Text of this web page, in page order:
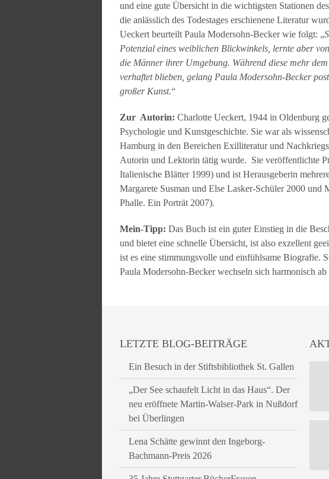
und eine gute Übersicht in die wichtigsten Stationen
die anlässlich des Todestages erschienene Literatur
Ueckert beurteilt Paula Modersohn-Becker wie folgt: „
Potenzial eines weiblichen Blickwinkels, lernte aber
die Männer ihrer Umgebung. Während diese mehr
verhaftet blieben, gelang Paula Modersohn-Becker
großer Kunst.“
Zur Autorin: Charlotte Ueckert, 1944 in Oldenburg
Psychologie und Kunstgeschichte. Sie war als
Hamburg in den Bereichen Exilliteratur und
Autorin und Lektorin tätig wurde. Sie veröffentlichte
Italienische Blätter 1999) und ist Herausgeberin
Margarete Susman und Else Lasker-Schüler 2000
Phalle. Ein Porträt 2007).
Mein-Tipp: Das Buch ist ein guter Einstieg in die
und bietet eine schnelle Übersicht, ist also exzellent
ist es eine stimmungsvolle und einfühlsame Biografie.
Paula Modersohn-Becker wechseln sich harmonisch
LETZTE BLOG-BEITRÄGE
Ein Besuch in der Stiftsbibliothek St. Gallen
„Der See schaufelt Licht in das Haus“. Der
neu eröffnete Martin-Walser-Park in Nußdorf
bei Überlingen
Lena Schätte gewinnt den Ingeborg-
Bachmann-Preis 2026